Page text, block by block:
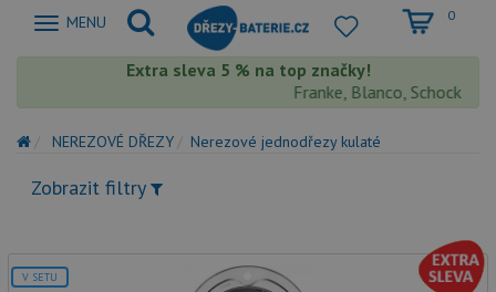
Zobrazit
MENU 0
Extra sleva 5 % na top značky!
Franke, Blanco, Schock,
NEREZOVÉ DŘEZY Nerezové jednodřezy kulaté
Zobrazit filtry
V SETU